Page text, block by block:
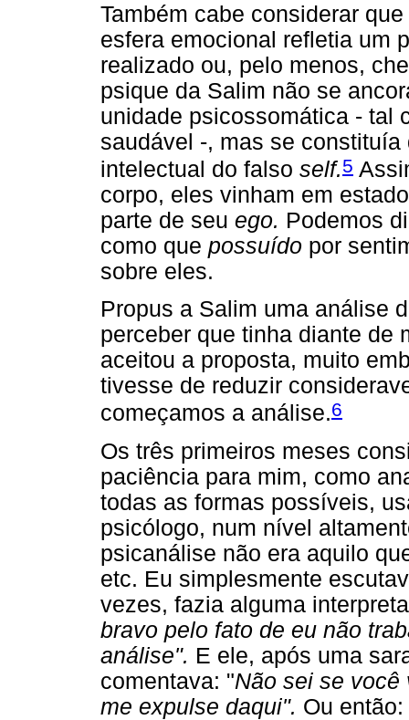
Também cabe considerar
esfera emocional refletia um
realizado ou, pelo menos,
psique da Salim não se
unidade psicossomática - tal
saudável -, mas se
intelectual do falso self.5
corpo, eles vinham em
parte de seu ego. Podemos
como que possuído por
sobre eles.
Propus a Salim uma análise
perceber que tinha diante de
aceitou a proposta, muito
tivesse de reduzir
começamos a análise.6
Os três primeiros meses
paciência para mim, como
todas as formas possíveis,
psicólogo, num nível
psicanálise não era aquilo
etc. Eu simplesmente
vezes, fazia alguma
bravo pelo fato de eu não
análise". E ele, após uma
comentava: "Não sei se você
me expulse daqui". Ou então: